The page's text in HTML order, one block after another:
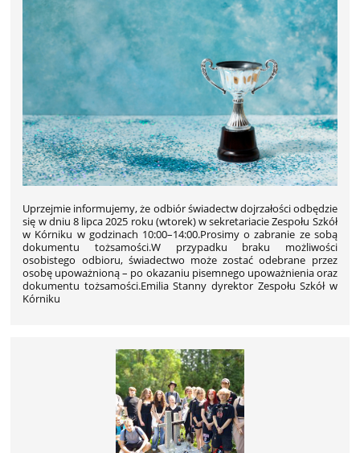
Uprzejmie informujemy, że odbiór świadectw dojrzałości odbędzie
się w dniu 8 lipca 2025 roku (wtorek) w sekretariacie Zespołu Szkół
w Kórniku w godzinach 10:00–14:00.Prosimy o zabranie ze sobą
dokumentu tożsamości.W przypadku braku możliwości
osobistego odbioru, świadectwo może zostać odebrane przez
osobę upoważnioną – po okazaniu pisemnego upoważnienia oraz
dokumentu tożsamości.Emilia Stanny dyrektor Zespołu Szkół w
Kórniku